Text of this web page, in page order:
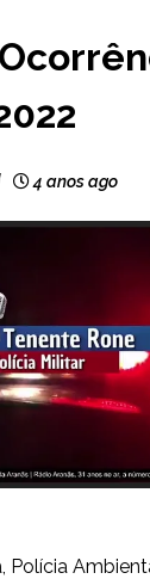
4 anos ago
Polícia